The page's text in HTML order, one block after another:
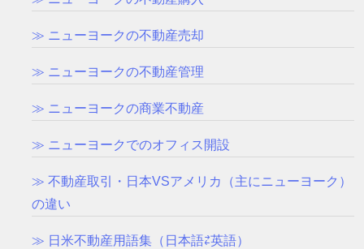
≫ ニューヨークの不動産売却
≫ ニューヨークの不動産管理
≫ ニューヨークの商業不動産
≫ ニューヨークでのオフィス開設
≫ 不動産取引・日本VSアメリカ（主にニューヨーク）
の違い
≫ 日米不動産用語集（日本語⇄英語）